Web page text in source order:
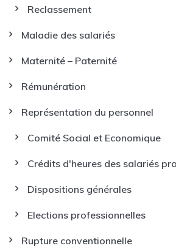
Reclassement
Maladie des salariés
Maternité – Paternité
Rémunération
Représentation du personnel
Comité Social et Economique
Crédits d'heures des salariés
Dispositions générales
Elections professionnelles
Rupture conventionnelle